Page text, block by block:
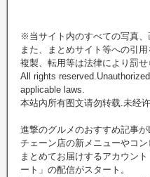
※当サイト内のすべての写真、
また、まとめサイト等への引
複製、転用等は法律により罰せ
All rights
applicable laws.
本站內所有图文请勿转载.未经
進撃のグルメのおすすめ記事が
チェーン店の新メニューやコ
まとめてお届けするアカウン
ート」の配信がスタート。